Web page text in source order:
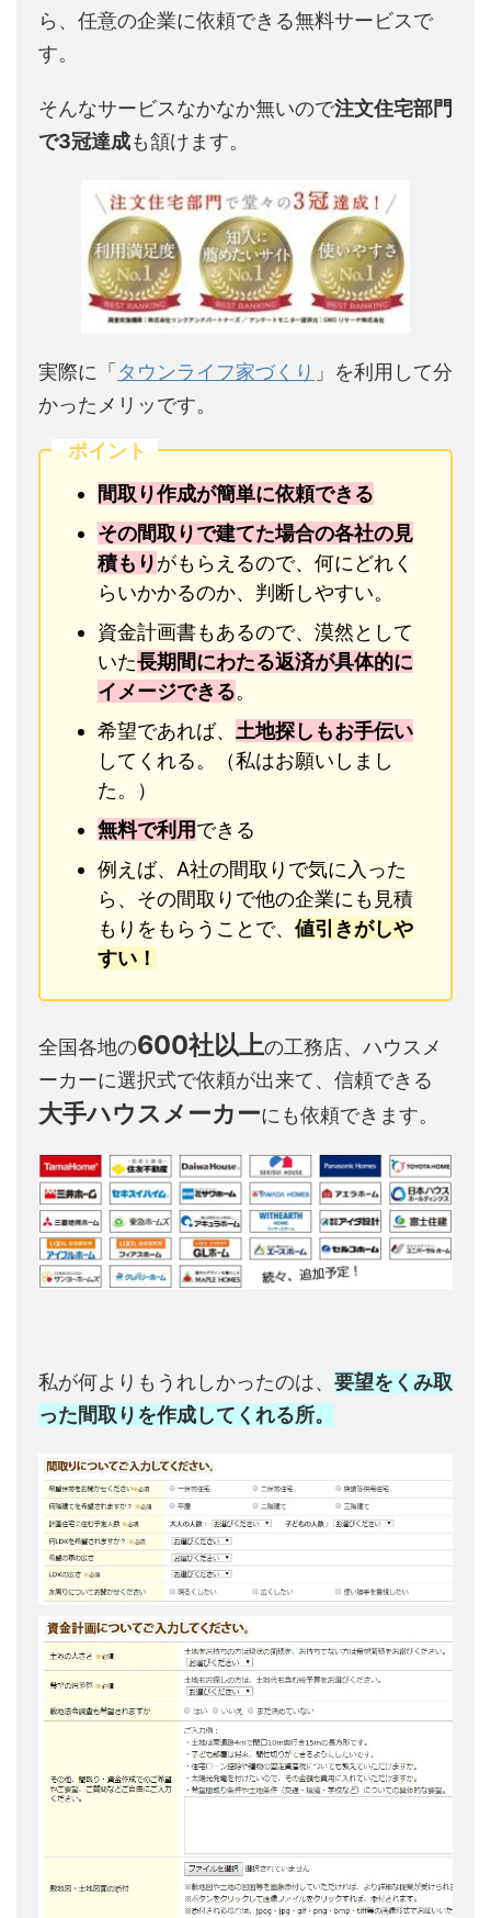
ら、任意の企業に依頼できる無料サービスで
す。
そんなサービスなかなか無いので注文住宅部門
で3冠達成も頷けます。
実際に「 タウンライフ家づくり 」を利用して分
かったメリッです。
ポイント
間取り作成が簡単に依頼できる
その間取りで建てた場合の各社の見
積もりがもらえるので、何にどれく
らいかかるのか、判断しやすい。
資金計画書もあるので、漠然として
いた長期間にわたる返済が具体的に
イメージできる。
希望であれば、 土地探しもお手伝い
してくれる。（私はお願いしまし
た。）
無料で利用できる
例えば、A社の間取りで気に入った
ら、その間取りで他の企業にも見積
もりをもらうことで、 値引きがしや
すい！
全国各地の600社以上の工務店、ハウスメ
ーカーに選択式で依頼が出来て、信頼できる
大手ハウスメーカーにも依頼できます。
私が何よりもうれしかったのは、 要望をくみ取
った間取りを作成してくれる所。